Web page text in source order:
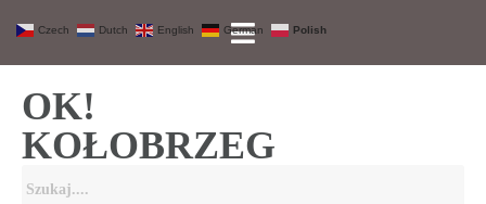
OK!
KOŁOBRZEG
Czech Dutch English German Polish